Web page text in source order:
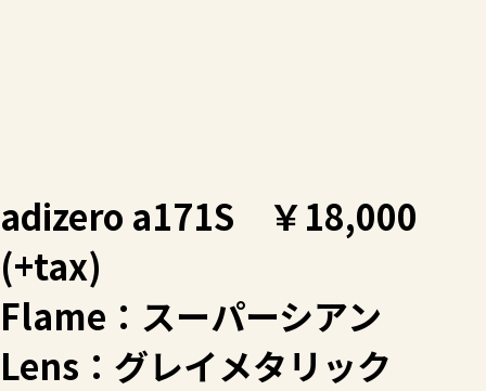
adizero a171S ￥18,000
(+tax)
Flame：スーパーシアン
Lens：グレイメタリック